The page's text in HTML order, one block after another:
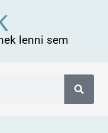
lenni sem